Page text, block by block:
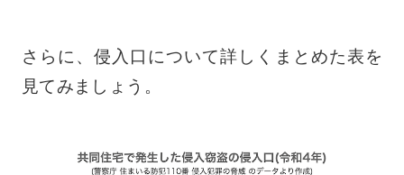
さらに、侵入口について詳しくまとめた表を
見てみましょう。